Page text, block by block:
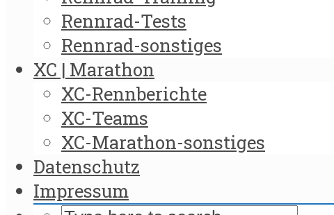
Rennrad-Tests
Rennrad-sonstiges
XC | Marathon
XC-Rennberichte
XC-Teams
XC-Marathon-sonstiges
Datenschutz
Impressum